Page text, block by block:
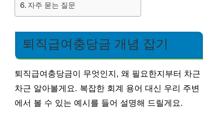
자주 묻는 질문
퇴직급여충당금 개념 잡기
퇴직급여충당금이 무엇인지, 왜 필요한지부터 차근
차근 알아볼게요. 복잡한 회계 용어 대신 우리 주변
에서 볼 수 있는 예시를 들어 설명해 드릴게요.